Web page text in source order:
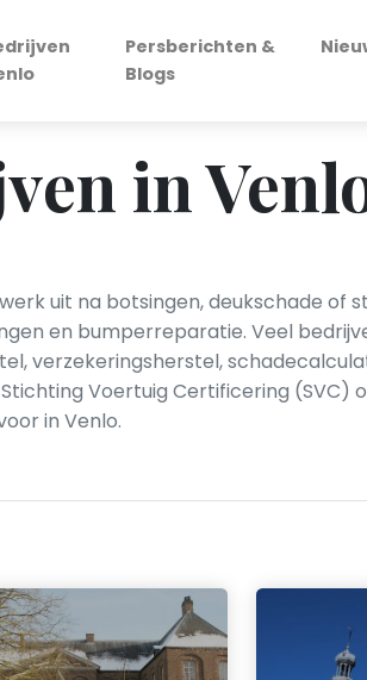
Persberichten &
Blogs
in
uit na botsingen, deukschade of
en bumperreparatie. Veel
verzekeringsherstel,
Voertuig Certificering (SVC)
in Venlo.